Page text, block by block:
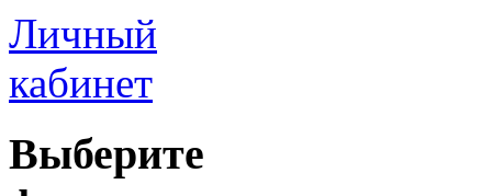
Личный
кабинет
Выберите